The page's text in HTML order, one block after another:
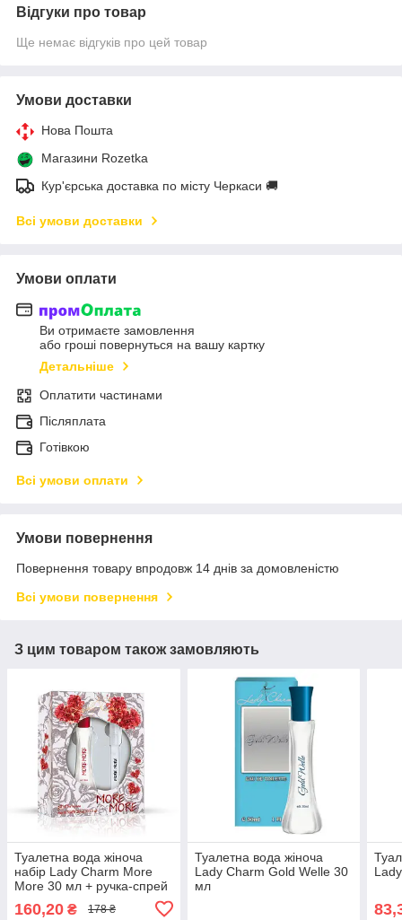
Відгуки про товар
Ще немає відгуків про цей товар
Умови доставки
Нова Пошта
Магазини Rozetka
Кур'єрська доставка по місту Черкаси 🚚
Всі умови доставки
Умови оплати
Ви отримаєте замовлення
або гроші повернуться на вашу картку
Детальніше
Оплатити частинами
Післяплата
Готівкою
Всі умови оплати
Умови повернення
Повернення товару впродовж 14 днів за домовленістю
Всі умови повернення
З цим товаром також замовляють
Туалетна вода жіноча
набір Lady Charm More
More 30 мл + ручка-спрей
160,20 ₴ 178 ₴
Туалетна вода жіноча
Lady Charm Gold Welle 30
мл